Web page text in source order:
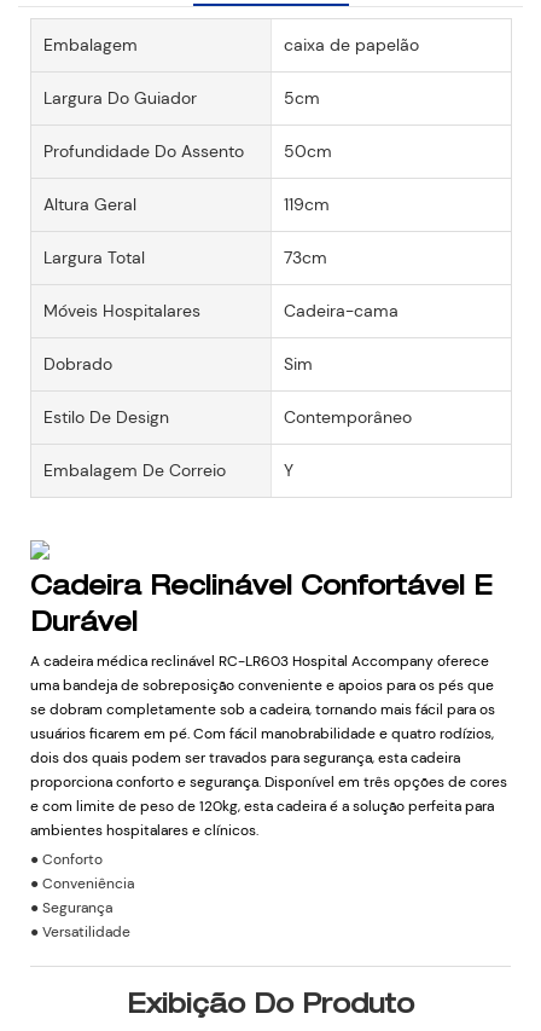
Embalagem caixa de papelão
Largura Do Guiador 5cm
Profundidade Do Assento 50cm
Altura Geral 119cm
Largura Total 73cm
Móveis Hospitalares Cadeira-cama
Dobrado Sim
Estilo De Design Contemporâneo
Embalagem De Correio Y
Cadeira Reclinável Confortável E
Durável
A cadeira médica reclinável RC-LR603 Hospital Accompany oferece
uma bandeja de sobreposição conveniente e apoios para os pés que
se dobram completamente sob a cadeira, tornando mais fácil para os
usuários ficarem em pé. Com fácil manobrabilidade e quatro rodízios,
dois dos quais podem ser travados para segurança, esta cadeira
proporciona conforto e segurança. Disponível em três opções de cores
e com limite de peso de 120kg, esta cadeira é a solução perfeita para
ambientes hospitalares e clínicos.
● Conforto
● Conveniência
● Segurança
● Versatilidade
Exibição Do Produto